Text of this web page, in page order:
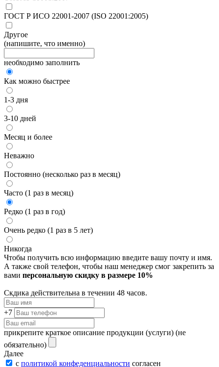
ГОСТ Р ИСО 22001-2007 (ISO 22001:2005)
Другое
(напишите, что именно)
необходимо заполнить
Как можно быстрее
1-3 дня
3-10 дней
Месяц и более
Неважно
Постоянно (несколько раз в месяц)
Часто (1 раз в месяц)
Редко (1 раз в год)
Очень редко (1 раз в 5 лет)
Никогда
Чтобы получить всю информацию введите вашу почту и имя.
А также свой телефон, чтобы наш менеджер смог закрепить за
вами персональную скидку в размере 10%
Скдика действительна в течении 48 часов.
+7
прикрепите краткое описание продукции (услуги) (не
обязательно)
Далее
с политикой конфеденциальности согласен